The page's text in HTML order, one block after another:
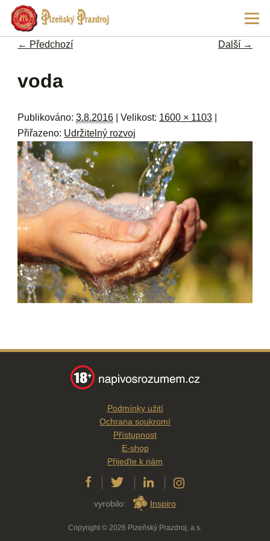
← Předchozí Další →
voda
Publikováno:3.8.2016 | Velikost: 1600 × 1103
Přiřazeno: Udržitelný rozvoj
Podmínky užití
Ochrana soukromí
Přístupnost
E-shop
Přijeďte k nám
vyrobilo: Inspiro
Copyright © 2026 Plzeňský Prazdroj, a.s.